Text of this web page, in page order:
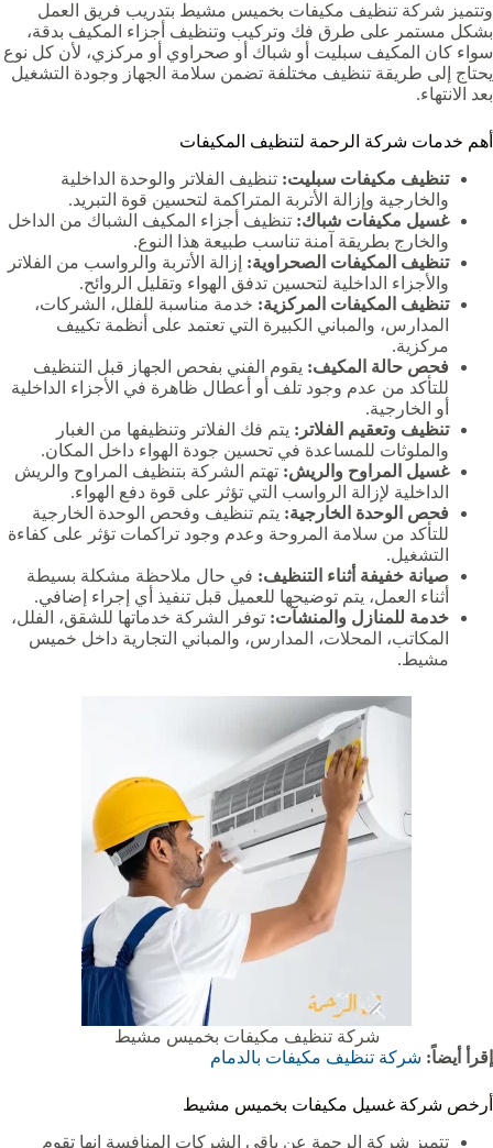
وتتميز شركة تنظيف مكيفات بخميس مشيط بتدريب فريق العمل
بشكل مستمر على طرق فك وتركيب وتنظيف أجزاء المكيف بدقة،
سواء كان المكيف سبليت أو شباك أو صحراوي أو مركزي، لأن كل نوع
يحتاج إلى طريقة تنظيف مختلفة تضمن سلامة الجهاز وجودة التشغيل
بعد الانتهاء.
أهم خدمات شركة الرحمة لتنظيف المكيفات
تنظيف مكيفات سبليت: تنظيف الفلاتر والوحدة الداخلية
والخارجية وإزالة الأتربة المتراكمة لتحسين قوة التبريد.
غسيل مكيفات شباك: تنظيف أجزاء المكيف الشباك من الداخل
والخارج بطريقة آمنة تناسب طبيعة هذا النوع.
تنظيف المكيفات الصحراوية: إزالة الأتربة والرواسب من الفلاتر
والأجزاء الداخلية لتحسين تدفق الهواء وتقليل الروائح.
تنظيف المكيفات المركزية: خدمة مناسبة للفلل، الشركات،
المدارس، والمباني الكبيرة التي تعتمد على أنظمة تكييف
مركزية.
فحص حالة المكيف: يقوم الفني بفحص الجهاز قبل التنظيف
للتأكد من عدم وجود تلف أو أعطال ظاهرة في الأجزاء الداخلية
أو الخارجية.
تنظيف وتعقيم الفلاتر: يتم فك الفلاتر وتنظيفها من الغبار
والملوثات للمساعدة في تحسين جودة الهواء داخل المكان.
غسيل المراوح والريش: تهتم الشركة بتنظيف المراوح والريش
الداخلية لإزالة الرواسب التي تؤثر على قوة دفع الهواء.
فحص الوحدة الخارجية: يتم تنظيف وفحص الوحدة الخارجية
للتأكد من سلامة المروحة وعدم وجود تراكمات تؤثر على كفاءة
التشغيل.
صيانة خفيفة أثناء التنظيف: في حال ملاحظة مشكلة بسيطة
أثناء العمل، يتم توضيحها للعميل قبل تنفيذ أي إجراء إضافي.
خدمة للمنازل والمنشآت: توفر الشركة خدماتها للشقق، الفلل،
المكاتب، المحلات، المدارس، والمباني التجارية داخل خميس
مشيط.
شركة تنظيف مكيفات بخميس مشيط
إقرأ أيضاً: شركة تنظيف مكيفات بالدمام
أرخص شركة غسيل مكيفات بخميس مشيط
تتميز شركة الرحمة عن باقي الشركات المنافسة إنها تقوم